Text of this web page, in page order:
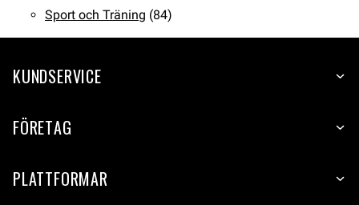
Sport och Träning (84)
KUNDSERVICE
FÖRETAG
PLATTFORMAR